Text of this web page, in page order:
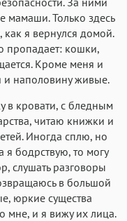
мамаши. Только здесь
как я вернулся домой.
пропадает: кошки,
Кроме меня и
и наполовину живые.
кровати, с бледным
читаю книжки и
Иногда сплю, но
я бодрствую, то могу
слушать разговоры
в большой
юркие существа
мне, и я вижу их лица.